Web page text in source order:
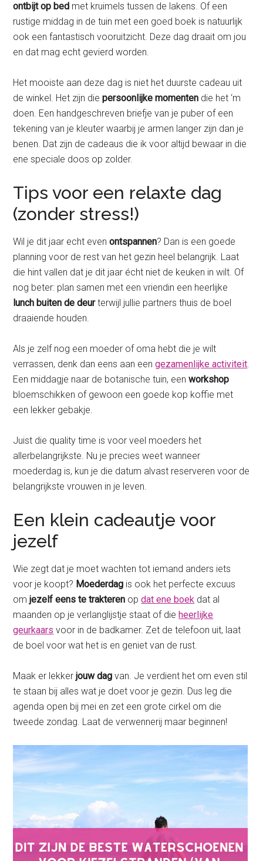
ontbijt op bed met kruimels tussen de lakens. Of een
rustige middag in de tuin met een goed boek is natuurlijk
ook een fantastisch vooruitzicht. Deze dag draait om jou
en dat mag echt gevierd worden.
Het mooiste aan deze dag is niet het duurste cadeau uit
de winkel. Het zijn diepersoonlijke momenten die het ‘m
doen. Een handgeschreven briefje van je puber of een
tekening van je kleuter waarbij je armen langer zijn dan je
benen. Dat zijn de cadeaus die ik voor altijd bewaar in die
ene speciale doos op zolder.
Tips voor een relaxte dag
(zonder stress!)
Wil je dit jaar echt evenontspannen? Dan is een goede
planning voor de rest van het gezin heel belangrijk. Laat
die hint vallen dat je dit jaar écht niet de keuken in wilt. Of
nog beter: plan samen met een vriendin een heerlijke
lunch buiten de deurterwijl jullie partners thuis de boel
draaiende houden.
Als je zelf nog een moeder of oma hebt die je wilt
verrassen, denk dan eens aan eengezamenlijke activiteit.
Een middagje naar de botanische tuin, eenworkshop
bloemschikken of gewoon een goede kop koffie met
een lekker gebakje.
Juist die quality time is voor veel moeders het
allerbelangrijkste. Nu je precies weet wanneer
moederdag is, kun je die datum alvast reserveren voor de
belangrijkste vrouwen in je leven.
Een klein cadeautje voor
jezelf
Wie zegt dat je moet wachten tot iemand anders iets
voor je koopt? Moederdag is ook het perfecte excuus
omjezelf eens te trakteren opdat ene boek dat al
maanden op je verlanglijstje staat of die heerlijke
geurkaars voor in de badkamer. Zet de telefoon uit, laat
de boel voor wat het is en geniet van de rust.
Maak er lekkerjouw dagvan. Je verdient het om even stil
te staan bij alles wat je doet voor je gezin. Dus leg die
agenda open bij mei en zet een grote cirkel om die
tweede zondag. Laat de verwennerij maar beginnen!